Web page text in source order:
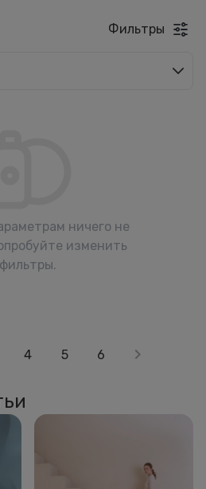
Фильтры
ничего не
изменить
фильтры.
4 5 6